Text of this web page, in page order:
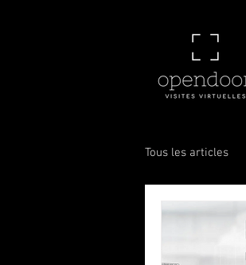
Tous les articles